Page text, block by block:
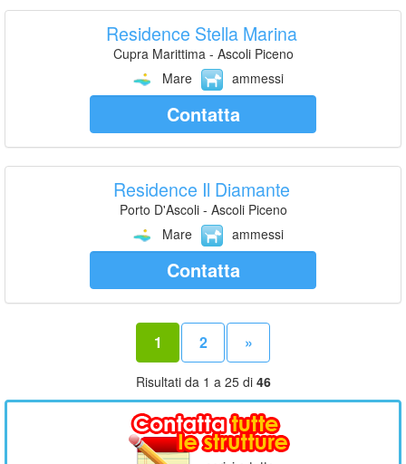
Residence Stella Marina
Cupra Marittima - Ascoli Piceno
Mare
ammessi
Contatta
Residence Il Diamante
Porto D'Ascoli - Ascoli Piceno
Mare
ammessi
Contatta
1 2 »
Risultati da 1 a 25 di 46